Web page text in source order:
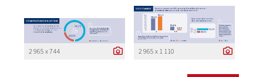
2 965 x 744 2 965 x 1 110